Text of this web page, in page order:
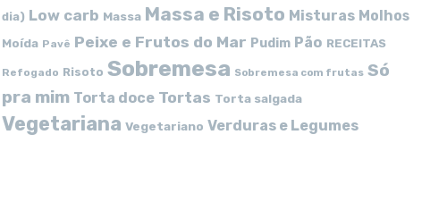
dia) Low carb Massa Massa e Risoto Misturas Molhos
Moída Pavê Peixe e Frutos do Mar Pudim Pão RECEITAS
Refogado Risoto Sobremesa Sobremesa com frutas Só
pra mim Torta doce Tortas Torta salgada
Vegetariana Vegetariano Verduras e Legumes